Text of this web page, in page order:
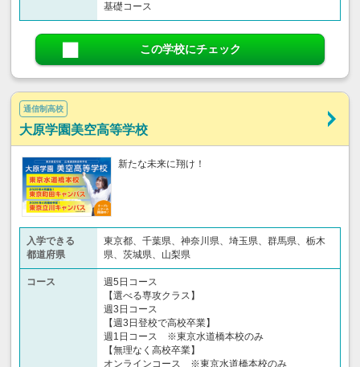
基礎コース
この学校にチェック
通信制高校
大原学園美空高等学校
新たな未来に翔け！
入学できる
都道府県
東京都、千葉県、神奈川県、埼玉県、群馬県、栃木
県、茨城県、山梨県
コース
週5日コース
【選べる専攻クラス】
週3日コース
【週3日登校で高校卒業】
週1日コース ※東京水道橋本校のみ
【無理なく高校卒業】
オンラインコース ※東京水道橋本校のみ